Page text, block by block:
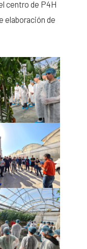
centro de P4H
elaboración de